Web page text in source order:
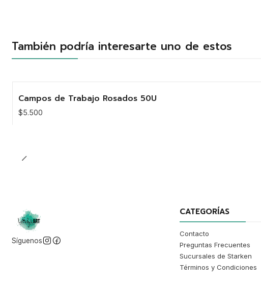
También podría interesarte uno de estos
Agotado
Campos de Trabajo Rosados 50U
$5.500
Síguenos
CATEGORÍAS
Contacto
Preguntas Frecuentes
Sucursales de Starken
Términos y Condiciones